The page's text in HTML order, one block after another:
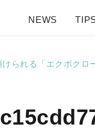
NEWS
けられる「エクボクロ